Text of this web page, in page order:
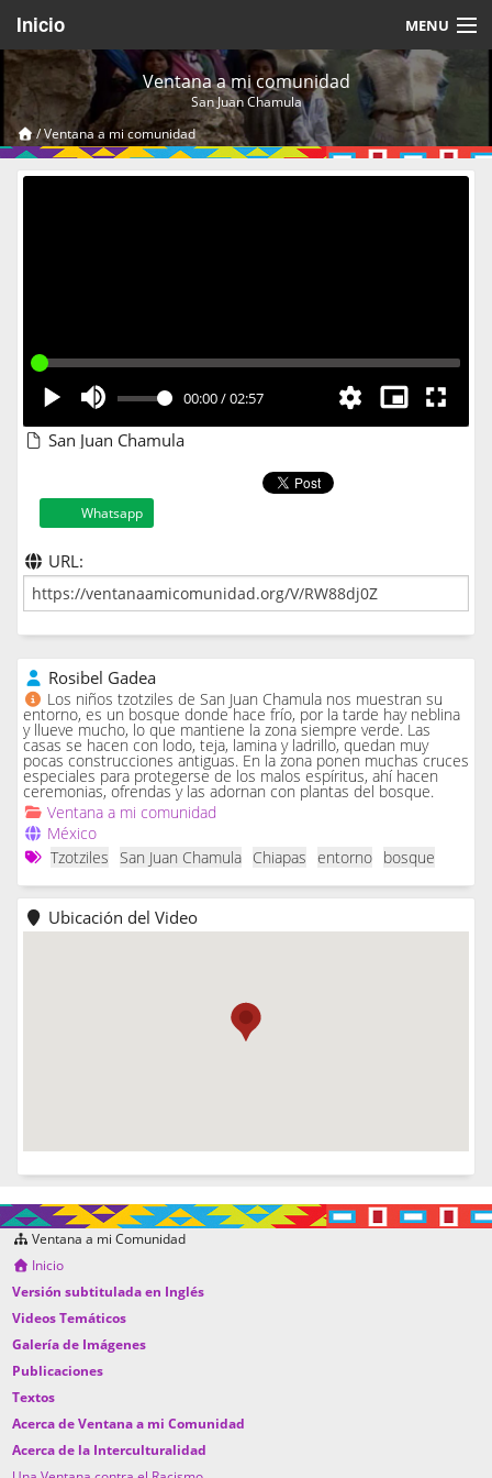
Inicio MENU
Acerca de
Videos Temáticos
Cerrar Sesión
Ventana a mi comunidad
San Juan Chamula
/Ventana a mi comunidad
00:00/02:57
San Juan Chamula
Whatsapp
URL:
Rosibel Gadea
Los niños tzotziles de San Juan Chamula nos muestran su
entorno, es un bosque donde hace frío, por la tarde hay neblina
y llueve mucho, lo que mantiene la zona siempre verde. Las
casas se hacen con lodo, teja, lamina y ladrillo, quedan muy
pocas construcciones antiguas. En la zona ponen muchas cruces
especiales para protegerse de los malos espíritus, ahí hacen
ceremonias, ofrendas y las adornan con plantas del bosque.
Ventana a mi comunidad
México
Tzotziles
San Juan Chamula Chiapas entorno bosque
Ubicación del Video
Ventana a mi Comunidad
Inicio
Versión subtitulada en Inglés
Videos Temáticos
Galería de Imágenes
Publicaciones
Textos
Acerca de Ventana a mi Comunidad
Acerca de la Interculturalidad